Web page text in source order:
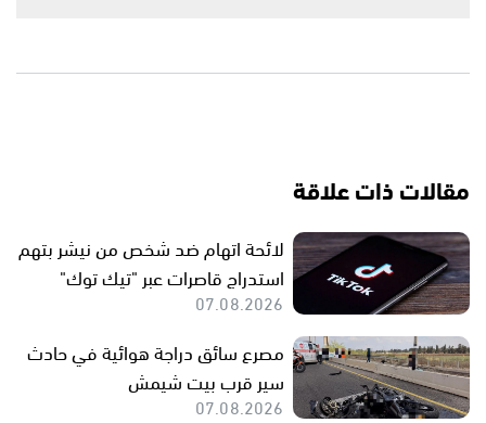
مقالات ذات علاقة
لائحة اتهام ضد شخص من نيشر بتهم
استدراج قاصرات عبر "تيك توك"
07.08.2026
مصرع سائق دراجة هوائية في حادث
سير قرب بيت شيمش
07.08.2026